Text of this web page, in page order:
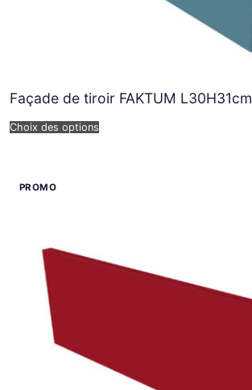
Façade de tiroir FAKTUM L30H31cm
Choix des options